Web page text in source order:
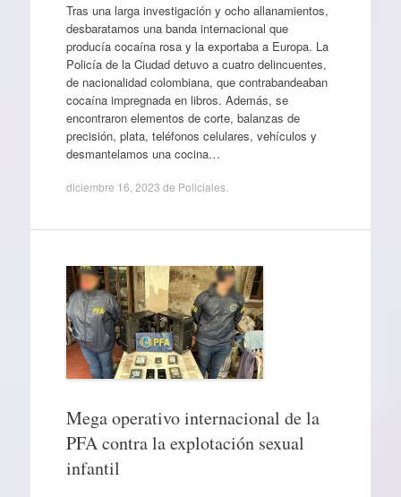
Tras una larga investigación y ocho allanamientos,
desbaratamos una banda internacional que
producía cocaína rosa y la exportaba a Europa. La
Policía de la Ciudad detuvo a cuatro delincuentes,
de nacionalidad colombiana, que contrabandeaban
cocaína impregnada en libros. Además, se
encontraron elementos de corte, balanzas de
precisión, plata, teléfonos celulares, vehículos y
desmantelamos una cocina…
diciembre 16, 2023 de Policiales.
Mega operativo internacional de la
PFA contra la explotación sexual
infantil